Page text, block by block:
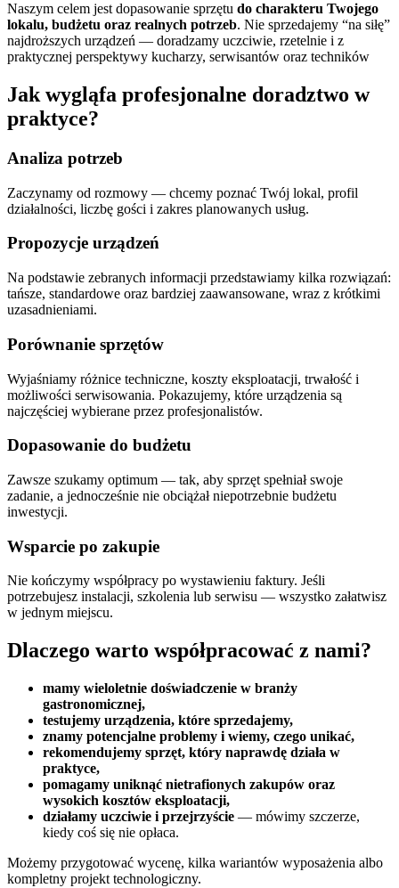
Naszym celem jest dopasowanie sprzętu do charakteru Twojego
lokalu, budżetu oraz realnych potrzeb. Nie sprzedajemy “na siłę”
najdroższych urządzeń — doradzamy uczciwie, rzetelnie i z
praktycznej perspektywy kucharzy, serwisantów oraz techników
Jak wygląfa profesjonalne doradztwo w
praktyce?
Analiza potrzeb
Zaczynamy od rozmowy — chcemy poznać Twój lokal, profil
działalności, liczbę gości i zakres planowanych usług.
Propozycje urządzeń
Na podstawie zebranych informacji przedstawiamy kilka rozwiązań:
tańsze, standardowe oraz bardziej zaawansowane, wraz z krótkimi
uzasadnieniami.
Porównanie sprzętów
Wyjaśniamy różnice techniczne, koszty eksploatacji, trwałość i
możliwości serwisowania. Pokazujemy, które urządzenia są
najczęściej wybierane przez profesjonalistów.
Dopasowanie do budżetu
Zawsze szukamy optimum — tak, aby sprzęt spełniał swoje
zadanie, a jednocześnie nie obciążał niepotrzebnie budżetu
inwestycji.
Wsparcie po zakupie
Nie kończymy współpracy po wystawieniu faktury. Jeśli
potrzebujesz instalacji, szkolenia lub serwisu — wszystko załatwisz
w jednym miejscu.
Dlaczego warto współpracować z nami?
mamy wieloletnie doświadczenie w branży
gastronomicznej,
testujemy urządzenia, które sprzedajemy,
znamy potencjalne problemy i wiemy, czego unikać,
rekomendujemy sprzęt, który naprawdę działa w
praktyce,
pomagamy uniknąć nietrafionych zakupów oraz
wysokich kosztów eksploatacji,
działamy uczciwie i przejrzyście — mówimy szczerze,
kiedy coś się nie opłaca.
Możemy przygotować wycenę, kilka wariantów wyposażenia albo
kompletny projekt technologiczny.